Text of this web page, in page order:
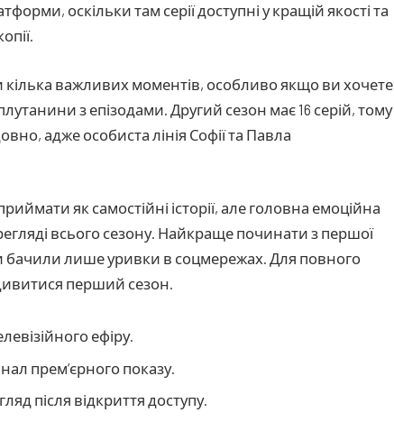
оскільки там серії доступні у кращій якості та
важливих моментів, особливо якщо ви хочете
з епізодами. Другий сезон має 16 серій, тому
адже особиста лінія Софії та Павла
як самостійні історії, але головна емоційна
всього сезону. Найкраще починати з першої
бачили лише уривки в соцмережах. Для повного
перший сезон.
ефіру.
прем’єрного показу.
після відкриття доступу.